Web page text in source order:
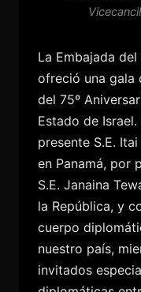
La Embajada
ofreció una gala
del 75º
Estado de
presente S.E.
en Panamá, por
S.E. Janaina
la República, y
cuerpo
nuestro país,
invitados